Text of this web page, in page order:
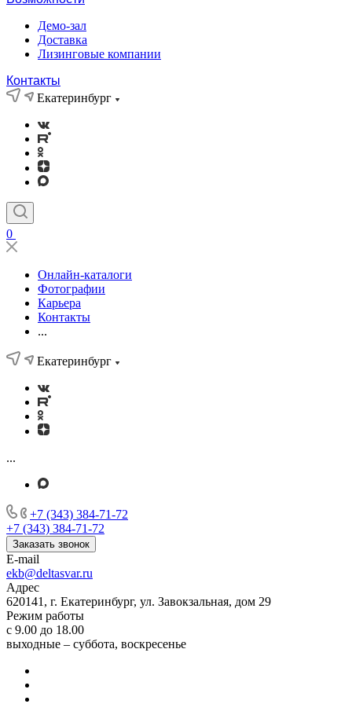
Демо-зал
Доставка
Лизинговые компании
Контакты
Екатеринбург
0
Онлайн-каталоги
Фотографии
Карьера
Контакты
...
Екатеринбург
...
+7 (343) 384-71-72
+7 (343) 384-71-72
Заказать звонок
E-mail
ekb@deltasvar.ru
Адрес
620141, г. Екатеринбург, ул. Завокзальная, дом 29
Режим работы
с 9.00 до 18.00
выходные – суббота, воскресенье